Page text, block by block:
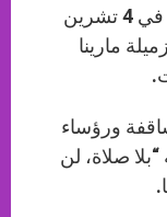
السادسة عشرة للأساقفة، والتي ستبدأ في 4 تشرين
مارينا
ورؤساء
“بلا صلاة، لن